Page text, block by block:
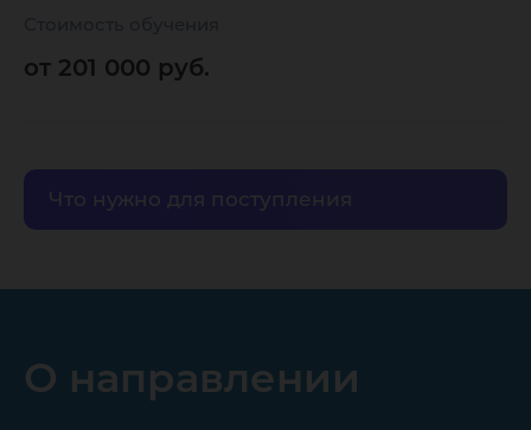
от 201 000 руб.
Что нужно для поступления
О направлении